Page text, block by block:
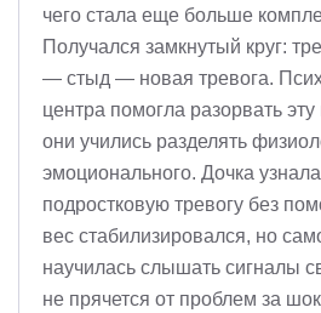
чего стала еще больше
Получался замкнутый круг:
— стыд — новая тревога.
центра помогла разорвать
они учились разделять
эмоционального. Дочка
подростковую тревогу без
вес стабилизировался, но
научилась слышать сигналы
не прячется от проблем за